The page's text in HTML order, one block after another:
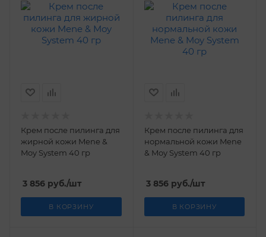
Крем после пилинга для
жирной кожи Mene &
Moy System 40 гр
3 856 руб./шт
В КОРЗИНУ
Крем после пилинга для
нормальной кожи Mene
& Moy System 40 гр
3 856руб./шт
В КОРЗИНУ